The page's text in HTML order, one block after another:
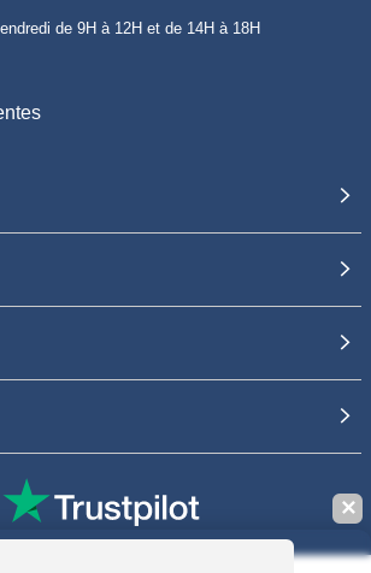
de 9H à 12H et de 14H à 18H
✕